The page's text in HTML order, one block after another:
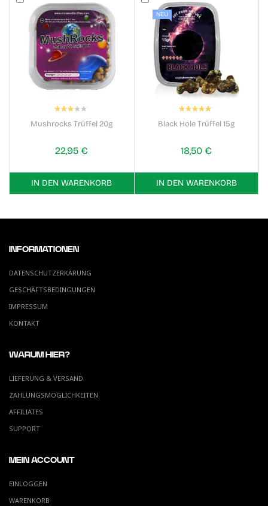
Bewertung:
Mushrocks Trüffel 20g
22,95 €
IN DEN WARENKORB
NEU
Bewertung:
Black Hole Trüffel 15g
18,50 €
IN DEN WARENKORB
INFORMATIONEN
DATENSCHUTZERKÄRUNG
GESCHÄFTSBEDINGUNGEN
IMPRESSUM
KONTAKT
WARUM HIER?
LIEFERUNG & VERSAND
ZAHLUNGSMÖGLICHKEITEN
AFFILIATES
SUPPORT
MEIN ACCOUNT
EINLOGGEN
WARENKORB